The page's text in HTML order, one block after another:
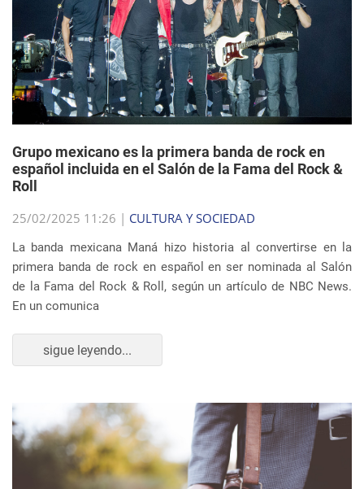
Grupo mexicano es la primera banda de rock en
español incluida en el Salón de la Fama del Rock &
Roll
25/02/2025 11:26 | CULTURA Y SOCIEDAD
La banda mexicana Maná hizo historia al convertirse en la
primera banda de rock en español en ser nominada al Salón
de la Fama del Rock & Roll, según un artículo de NBC News.
En un comunica
sigue leyendo...